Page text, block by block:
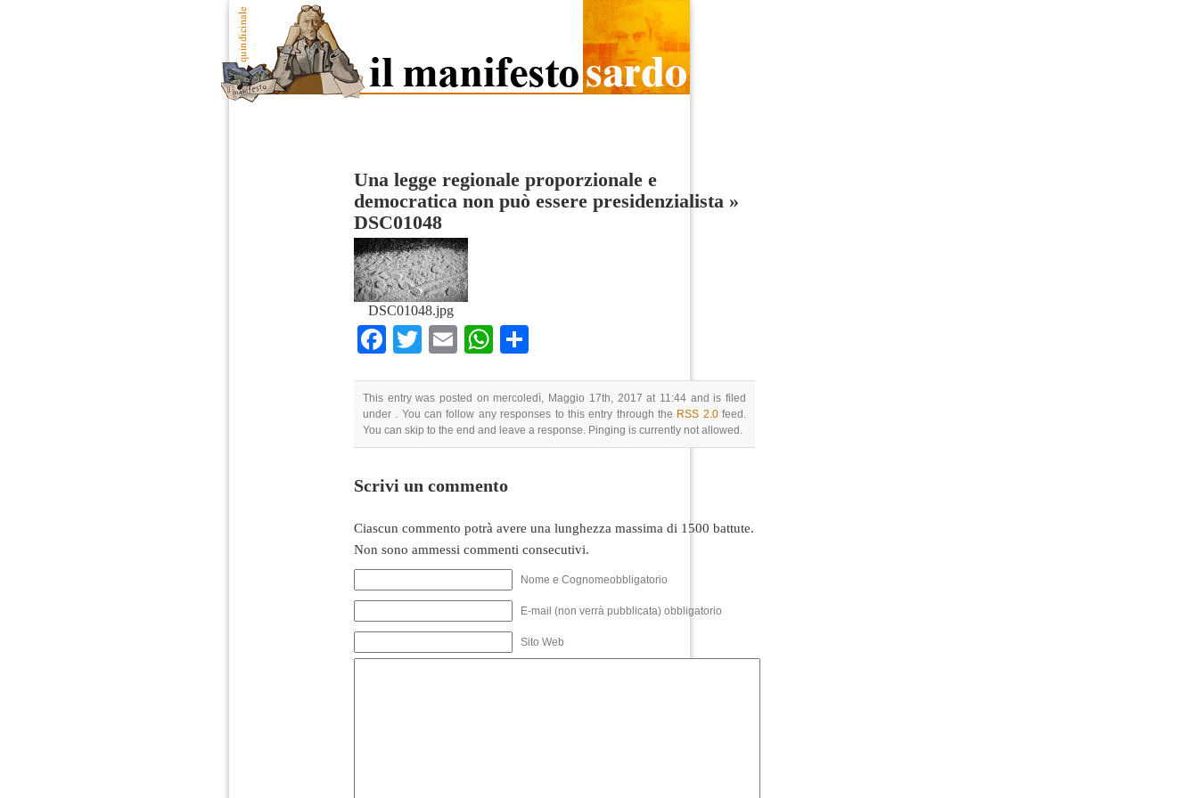
Una legge regionale proporzionale e
democratica non può essere presidenzialista »
DSC01048
DSC01048.jpg
Facebook
TwitterEmailWhatsApp
This entry was posted on mercoledì, Maggio 17th, 2017 at 11:44 and is filed
under . You can follow any responses to this entry through the RSS 2.0feed.
You can skip to the end and leave a response. Pinging is currently not allowed.
Scrivi un commento
Ciascun commento potrà avere una lunghezza massima di 1500 battute.
Non sono ammessi commenti consecutivi.
Nome e Cognomeobbligatorio
E-mail (non verrà pubblicata) obbligatorio
Sito Web